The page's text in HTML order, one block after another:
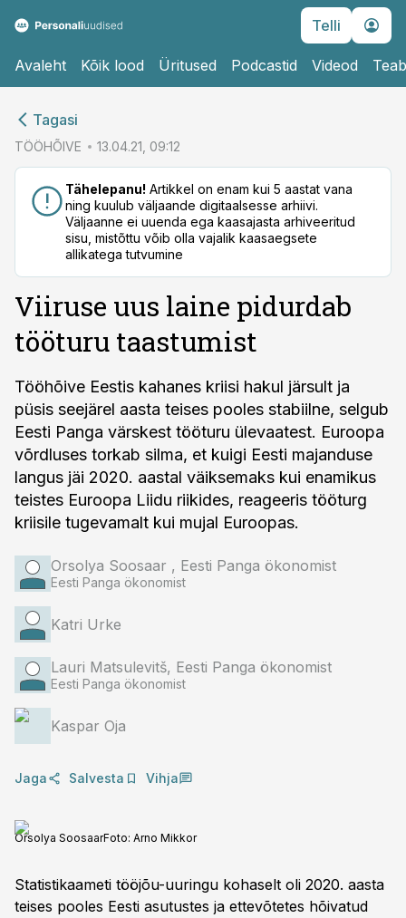
Telli
Avaleht Kõik lood Üritused Podcastid Videod
Tagasi
TÖÖHÕIVE 13.04.21, 09:12
Tähelepanu! Artikkel on enam kui 5 aastat vana
ning kuulub väljaande digitaalsesse arhiivi.
Väljaanne ei uuenda ega kaasajasta arhiveeritud
sisu, mistõttu võib olla vajalik kaasaegsete
allikatega tutvumine
Viiruse uus laine pidurdab
tööturu taastumist
Tööhõive Eestis kahanes kriisi hakul järsult ja
püsis seejärel aasta teises pooles stabiilne, selgub
Eesti Panga värskest tööturu ülevaatest. Euroopa
võrdluses torkab silma, et kuigi Eesti majanduse
langus jäi 2020. aastal väiksemaks kui enamikus
teistes Euroopa Liidu riikides, reageeris tööturg
kriisile tugevamalt kui mujal Euroopas.
Orsolya Soosaar , Eesti Panga ökonomist
Eesti Panga ökonomist
Katri Urke
Lauri Matsulevitš, Eesti Panga ökonomist
Eesti Panga ökonomist
Kaspar Oja
Jaga Salvesta Vihja
Orsolya SoosaarFoto: Arno Mikkor
Statistikaameti tööjõu-uuringu kohaselt oli 2020. aasta
teises pooles Eesti asutustes ja ettevõtetes hõivatud